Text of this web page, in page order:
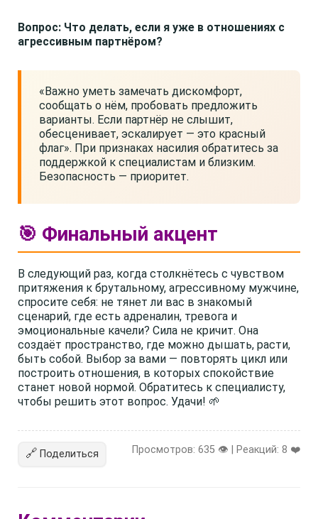
Вопрос: Что делать, если я уже в отношениях с
агрессивным партнёром?
«Важно уметь замечать дискомфорт,
сообщать о нём, пробовать предложить
варианты. Если партнёр не слышит,
обесценивает, эскалирует — это красный
флаг». При признаках насилия обратитесь за
поддержкой к специалистам и близким.
Безопасность — приоритет.
🎯 Финальный акцент
В следующий раз, когда столкнётесь с чувством
притяжения к брутальному, агрессивному мужчине,
спросите себя: не тянет ли вас в знакомый
сценарий, где есть адреналин, тревога и
эмоциональные качели? Сила не кричит. Она
создаёт пространство, где можно дышать, расти,
быть собой. Выбор за вами — повторять цикл или
построить отношения, в которых спокойствие
станет новой нормой. Обратитесь к специалисту,
чтобы решить этот вопрос. Удачи! 🌱
🔗 Поделиться Просмотров: 635 👁️ | Реакций: 8 ❤️